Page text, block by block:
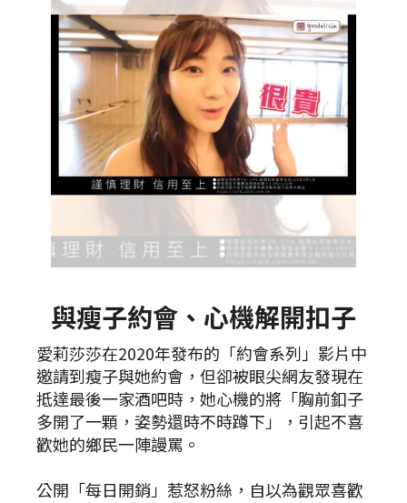
與瘦子約會、心機解開扣子
愛莉莎莎在2020年發布的「約會系列」影片中
邀請到瘦子與她約會，但卻被眼尖網友發現在
抵達最後一家酒吧時，她心機的將「胸前釦子
多開了一顆，姿勢還時不時蹲下」，引起不喜
歡她的鄉民一陣謾罵。
公開「每日開銷」惹怒粉絲，自以為觀眾喜歡